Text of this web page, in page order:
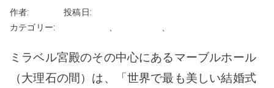
作者: rhayashi投稿日:
カテゴリー:
、 、
ミラベル宮殿のその中心にあるマーブルホール
（大理石の間）は、「世界で最も美しい結婚式